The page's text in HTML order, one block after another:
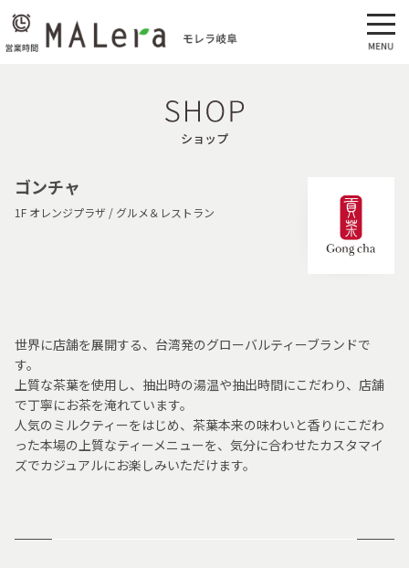
ショップ
ゴンチャ
1F オレンジプラザ / グルメ＆レストラン
世界に店舗を展開する、台湾発のグローバルティーブランドで
す。
上質な茶葉を使用し、抽出時の湯温や抽出時間にこだわり、店舗
で丁寧にお茶を淹れています。
人気のミルクティーをはじめ、茶葉本来の味わいと香りにこだわ
った本場の上質なティーメニューを、気分に合わせたカスタマイ
ズでカジュアルにお楽しみいただけます。